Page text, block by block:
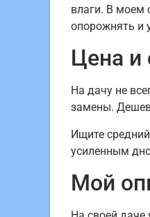
влаги. В моем
опорожнять и
Цена и
На дачу не
замены.
Ищите
усиленным
Мой